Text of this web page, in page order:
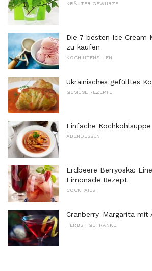
KRÄUTER GEWÜRZE
Die 7 besten Ice Cream
zu kaufen
KOCH UTENSILIEN
Ukrainisches gefülltes
GEMÜSE REZEPTE
Einfache Kochkohlsuppe
ABENDESSEN
Erdbeere Berryoska:
Limonade Rezept
COCKTAILS
Cranberry-Margarita mit
HERBST GETRÄNKE